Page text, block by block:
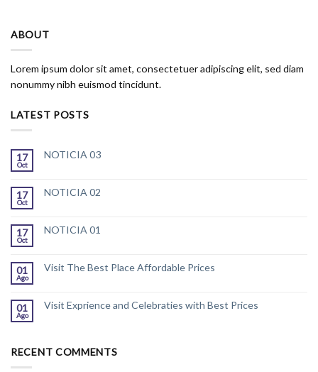
ABOUT
Lorem ipsum dolor sit amet, consectetuer adipiscing elit, sed diam
nonummy nibh euismod tincidunt.
LATEST POSTS
17
Oct
NOTICIA 03
17
Oct
NOTICIA 02
17
Oct
NOTICIA 01
01
Ago
Visit The Best Place Affordable Prices
01
Ago
Visit Exprience and Celebraties with Best Prices
RECENT COMMENTS